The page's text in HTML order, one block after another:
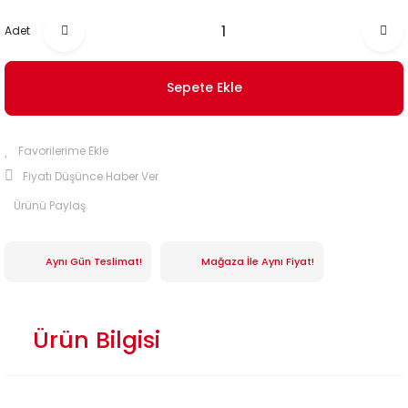
Adet
Sepete Ekle
Fiyatı Düşünce Haber Ver
Ürünü Paylaş
Aynı Gün Teslimat! Mağaza İle Aynı Fiyat!
Ürün Bilgisi